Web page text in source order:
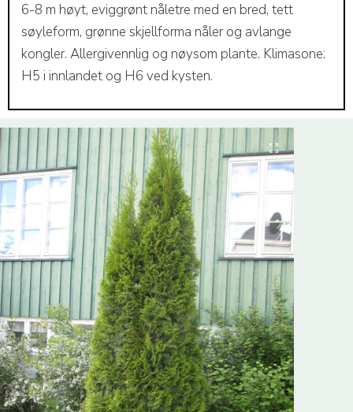
6-8 m høyt, eviggrønt nåletre med en bred, tett
søyleform, grønne skjellforma nåler og avlange
kongler. Allergivennlig og nøysom plante. Klimasone:
H5 i innlandet og H6 ved kysten.